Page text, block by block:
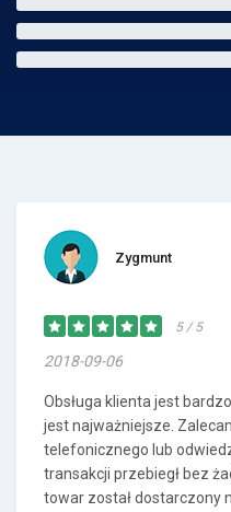
Zygmunt
5 / 5
2018-09-06
Obsługa klienta jest
jest najważniejsze.
telefonicznego lub
transakcji przebiegł bez
towar został dostarczony